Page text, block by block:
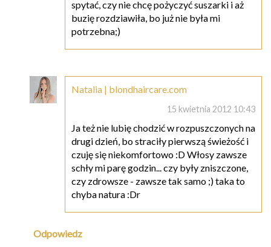
spytać, czy nie chcę pożyczyć suszarki i aż
buzię rozdziawiła, bo już nie była mi
potrzebna;)
Natalia | blondhaircare.com
15 kwietnia 2012 10:43
Ja też nie lubię chodzić w rozpuszczonych na
drugi dzień, bo straciły pierwszą świeżość i
czuję się niekomfortowo :D Włosy zawsze
schły mi parę godzin... czy były zniszczone,
czy zdrowsze - zawsze tak samo ;) taka to
chyba natura :Dr
Odpowiedz